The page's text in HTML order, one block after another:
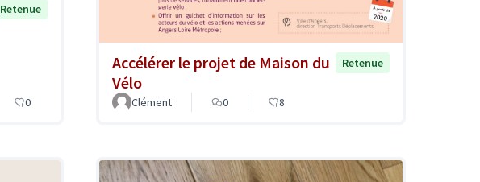
Retenue
0
Accélérer le projet de Maison du
Vélo
Retenue
Clément 0 8